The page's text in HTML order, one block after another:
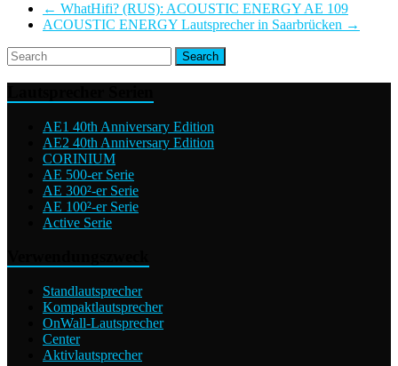
← WhatHifi? (RUS): ACOUSTIC ENERGY AE 109
ACOUSTIC ENERGY Lautsprecher in Saarbrücken →
AE1 40th Anniversary Edition
AE2 40th Anniversary Edition
CORINIUM
AE 500-er Serie
AE 300²-er Serie
AE 100²-er Serie
Active Serie
Standlautsprecher
Kompaktlautsprecher
OnWall-Lautsprecher
Center
Aktivlautsprecher